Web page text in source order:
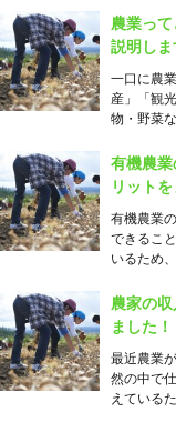
農業っ
説明しま
一口に農
産」「観
物・野菜
有機農
リット
有機農業
できるこ
いるため
農家の
ました！
最近農業
然の中で
えている